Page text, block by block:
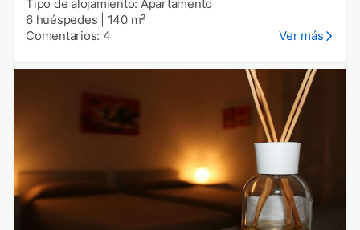
Tipo de alojamiento: Apartamento
6 huéspedes
140 m²
Comentarios: 4
Ver más